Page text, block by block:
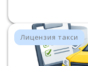
Лицензия такси